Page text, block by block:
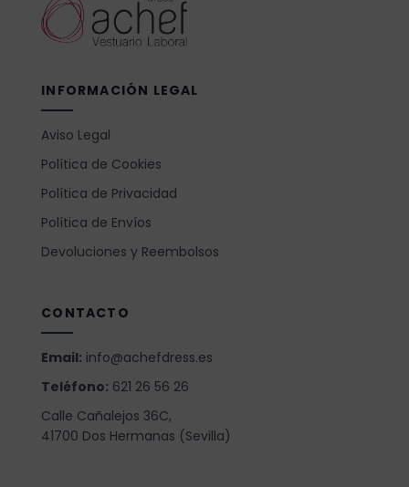
INFORMACIÓN LEGAL
Aviso Legal
Política de Cookies
Política de Privacidad
Política de Envíos
Devoluciones y Reembolsos
CONTACTO
Email: info@achefdress.es
Teléfono: 621 26 56 26
Calle Cañalejos 36C,
41700 Dos Hermanas (Sevilla)